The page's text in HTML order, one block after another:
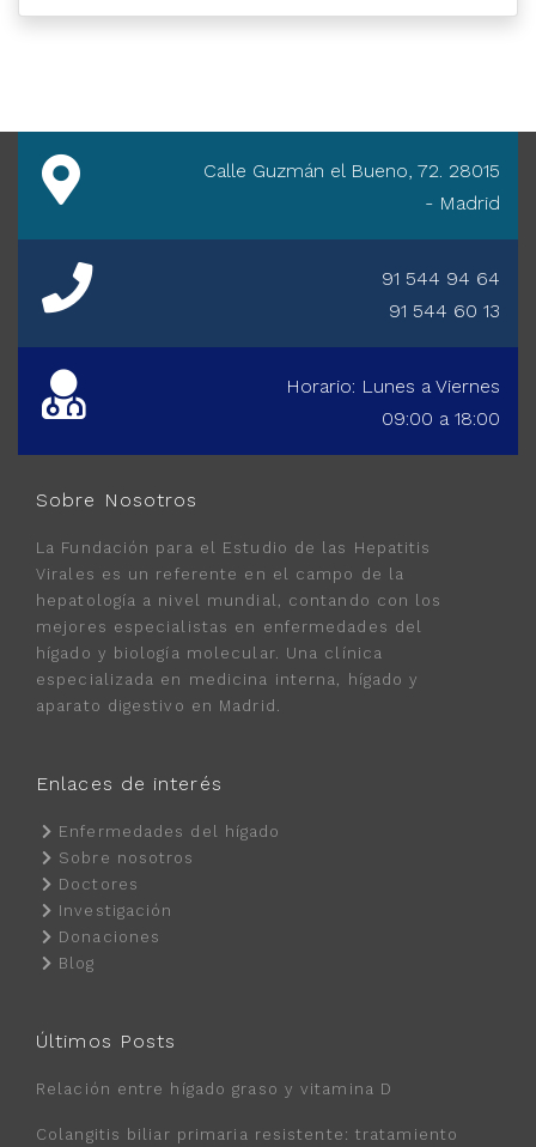
Calle Guzmán el Bueno, 72. 28015
- Madrid
91 544 94 64
91 544 60 13
Horario: Lunes a Viernes
09:00 a 18:00
Sobre Nosotros
La Fundación para el Estudio de las Hepatitis
Virales es un referente en el campo de la
hepatología a nivel mundial, contando con los
mejores especialistas en enfermedades del
hígado y biología molecular. Una clínica
especializada en medicina interna, hígado y
aparato digestivo en Madrid.
Enlaces de interés
Enfermedades del hígado
Sobre nosotros
Doctores
Investigación
Donaciones
Blog
Últimos Posts
Relación entre hígado graso y vitamina D
Colangitis biliar primaria resistente: tratamiento